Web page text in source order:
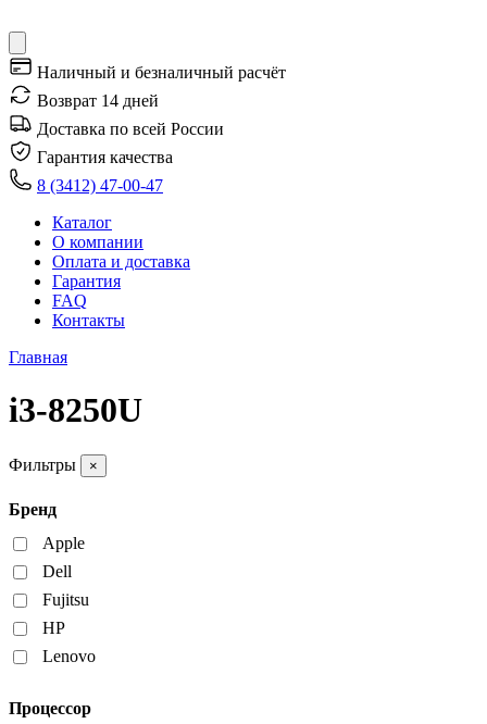
Наличный и безналичный расчёт
Возврат 14 дней
Доставка по всей России
Гарантия качества
8 (3412) 47-00-47
Каталог
О компании
Оплата и доставка
Гарантия
FAQ
Контакты
Главная
i3-8250U
Фильтры ×
Бренд
Apple
Dell
Fujitsu
HP
Lenovo
Процессор